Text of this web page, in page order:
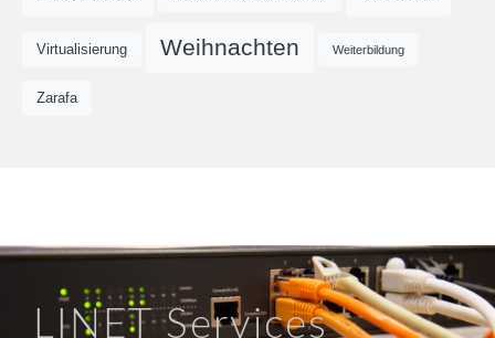
Virtualisierung Weihnachten Weiterbildung
Zarafa
LINET Services